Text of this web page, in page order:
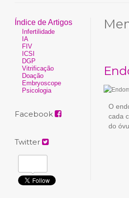
Índice de Artigos
Infertilidade
IA
FIV
ICSI
DGP
Vitrificação
Doação
Embryoscope
Psicologia
Facebook
Twitter
O
cada
do